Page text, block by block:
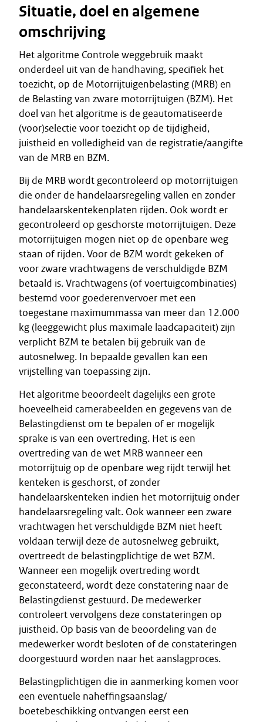
Situatie, doel en algemene
omschrijving
Het algoritme Controle weggebruik maakt
onderdeel uit van de handhaving, specifiek het
toezicht, op de Motorrijtuigenbelasting (MRB) en
de Belasting van zware motorrijtuigen (BZM). Het
doel van het algoritme is de geautomatiseerde
(voor)selectie voor toezicht op de tijdigheid,
juistheid en volledigheid van de registratie/aangifte
van de MRB en BZM.
Bij de MRB wordt gecontroleerd op motorrijtuigen
die onder de handelaarsregeling vallen en zonder
handelaarskentekenplaten rijden. Ook wordt er
gecontroleerd op geschorste motorrijtuigen. Deze
motorrijtuigen mogen niet op de openbare weg
staan of rijden. Voor de BZM wordt gekeken of
voor zware vrachtwagens de verschuldigde BZM
betaald is. Vrachtwagens (of voertuigcombinaties)
bestemd voor goederenvervoer met een
toegestane maximummassa van meer dan 12.000
kg (leeggewicht plus maximale laadcapaciteit) zijn
verplicht BZM te betalen bij gebruik van de
autosnelweg. In bepaalde gevallen kan een
vrijstelling van toepassing zijn.
Het algoritme beoordeelt dagelijks een grote
hoeveelheid camerabeelden en gegevens van de
Belastingdienst om te bepalen of er mogelijk
sprake is van een overtreding. Het is een
overtreding van de wet MRB wanneer een
motorrijtuig op de openbare weg rijdt terwijl het
kenteken is geschorst, of zonder
handelaarskenteken indien het motorrijtuig onder
handelaarsregeling valt. Ook wanneer een zware
vrachtwagen het verschuldigde BZM niet heeft
voldaan terwijl deze de autosnelweg gebruikt,
overtreedt de belastingplichtige de wet BZM.
Wanneer een mogelijk overtreding wordt
geconstateerd, wordt deze constatering naar de
Belastingdienst gestuurd. De medewerker
controleert vervolgens deze constateringen op
juistheid. Op basis van de beoordeling van de
medewerker wordt besloten of de constateringen
doorgestuurd worden naar het aanslagproces.
Belastingplichtigen die in aanmerking komen voor
een eventuele naheffingsaanslag/
boetebeschikking ontvangen eerst een